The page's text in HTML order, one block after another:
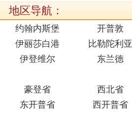
地区导航：
约翰内斯堡 开普敦
伊丽莎白港
比勒陀利亚
伊登维尔
东兰德
豪登省 西北省
东开普省
西开普省